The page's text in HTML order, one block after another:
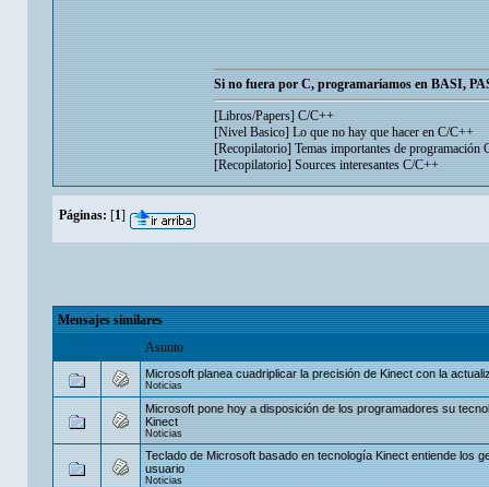
Si no fuera por C, programaríamos en BASI,
[Libros/Papers] C/C++
[Nivel Basico] Lo que no hay que hacer en C/C++
[Recopilatorio] Temas importantes de programación
[Recopilatorio] Sources interesantes C/C++
Páginas: [1]
Mensajes similares
Asunto
Microsoft planea cuadriplicar la precisión de Kinect con la
Noticias
Microsoft pone hoy a disposición de los programadores su
Kinect
Noticias
Teclado de Microsoft basado en tecnología Kinect entiende los
usuario
Noticias